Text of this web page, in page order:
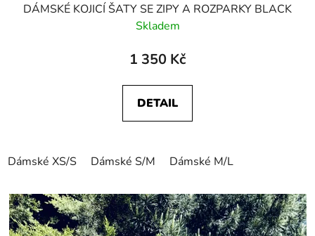
DÁMSKÉ KOJICÍ ŠATY SE ZIPY A ROZPARKY BLACK
Skladem
1 350 Kč
DETAIL
Dámské XS/S Dámské S/M Dámské M/L